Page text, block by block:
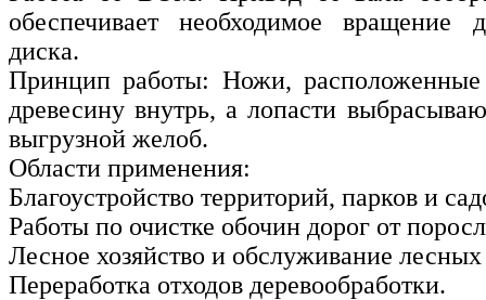
обеспечивает необходимое вращение
диска.
Принцип работы: Ножи, расположенные
древесину внутрь, а лопасти
выгрузной желоб.
Области применения:
Благоустройство территорий, парков и
Работы по очистке обочин дорог от
Лесное хозяйство и обслуживание
Переработка отходов деревообработки.